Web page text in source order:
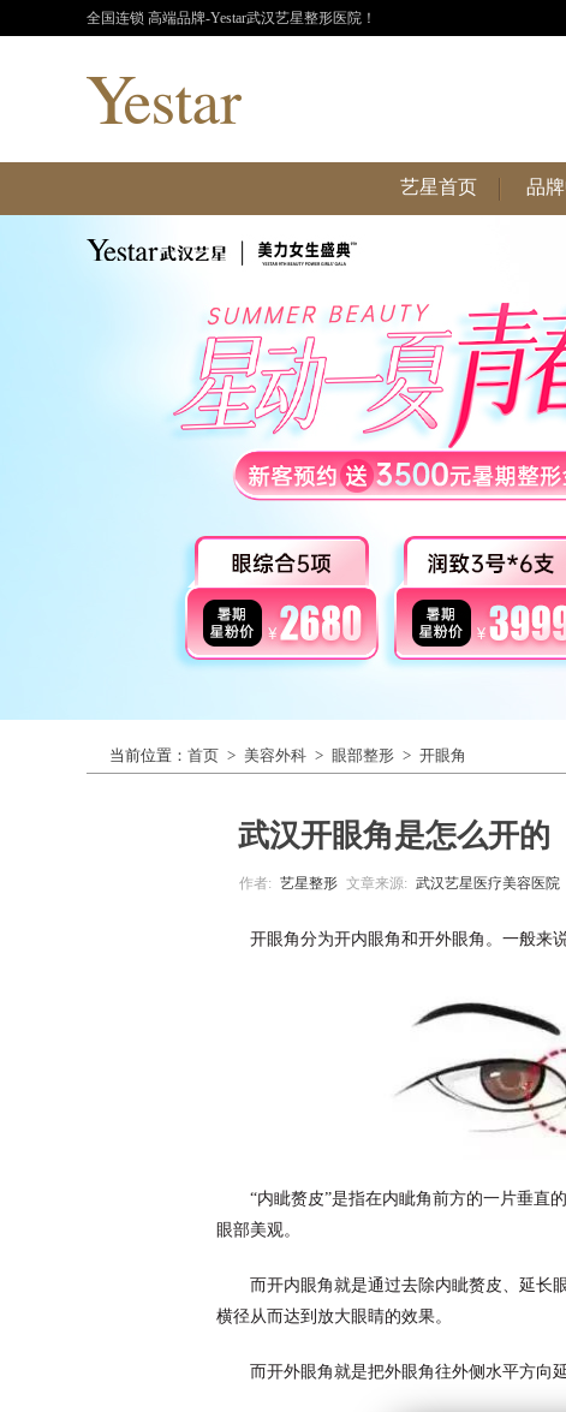
全国连锁 高端品牌-Yestar武汉艺星整形医院！
艺星首页 品
当前位置： 首页 > 美容外科 > 眼部整形 > 开眼角
武汉开眼角是怎么开的
作者: 艺星整形 文章来源: 武汉艺星医疗美容医院
开眼角分为开内眼角和开外眼角。一般来
“内眦赘皮”是指在内眦角前方的一片垂直
眼部美观。
而开内眼角就是通过去除内眦赘皮、延长
横径从而达到放大眼睛的效果。
而开外眼角就是把外眼角往外侧水平方向